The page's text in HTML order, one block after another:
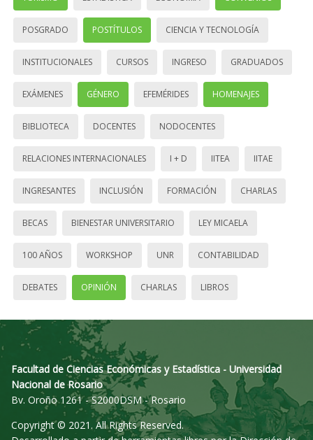
POSGRADO POSTÍTULOS CIENCIA Y TECNOLOGÍA
INSTITUCIONALES CURSOS INGRESO GRADUADOS
EXÁMENES GÉNERO EFEMÉRIDES HOMENAJES
BIBLIOTECA DOCENTES NODOCENTES
RELACIONES INTERNACIONALES I + D IITEA IITAE
INGRESANTES INCLUSIÓN FORMACIÓN CHARLAS
BECAS BIENESTAR UNIVERSITARIO LEY MICAELA
100 AÑOS WORKSHOP UNR CONTABILIDAD
DEBATES OPINIÓN CHARLAS LIBROS
Facultad de Ciencias Económicas y Estadística - Universidad
Nacional de Rosario
Bv. Oroño 1261 - S2000DSM - Rosario
Copyright © 2021. All Rights Reserved.